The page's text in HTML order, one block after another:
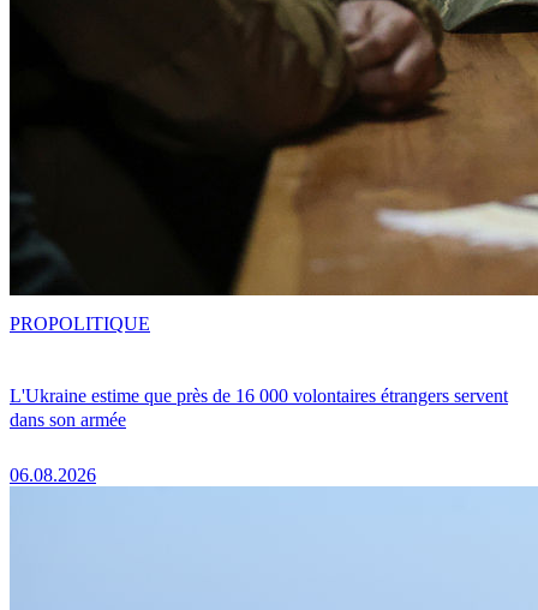
L'Ukraine estime que près de 16 000 volontaires étrangers servent
dans son armée
06.08.2026
PROPOLITIQUE